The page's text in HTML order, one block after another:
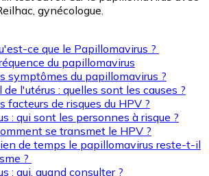
gynécologue.
ce que le Papillomavirus ?
du papillomavirus
symptômes du papillomavirus ?
de l'utérus : quelles sont les causes ?
facteurs de risques du HPV ?
: qui sont les personnes à risque ?
se transmet le HPV ?
de temps le papillomavirus reste-t-il
?
: qui, quand consulter ?